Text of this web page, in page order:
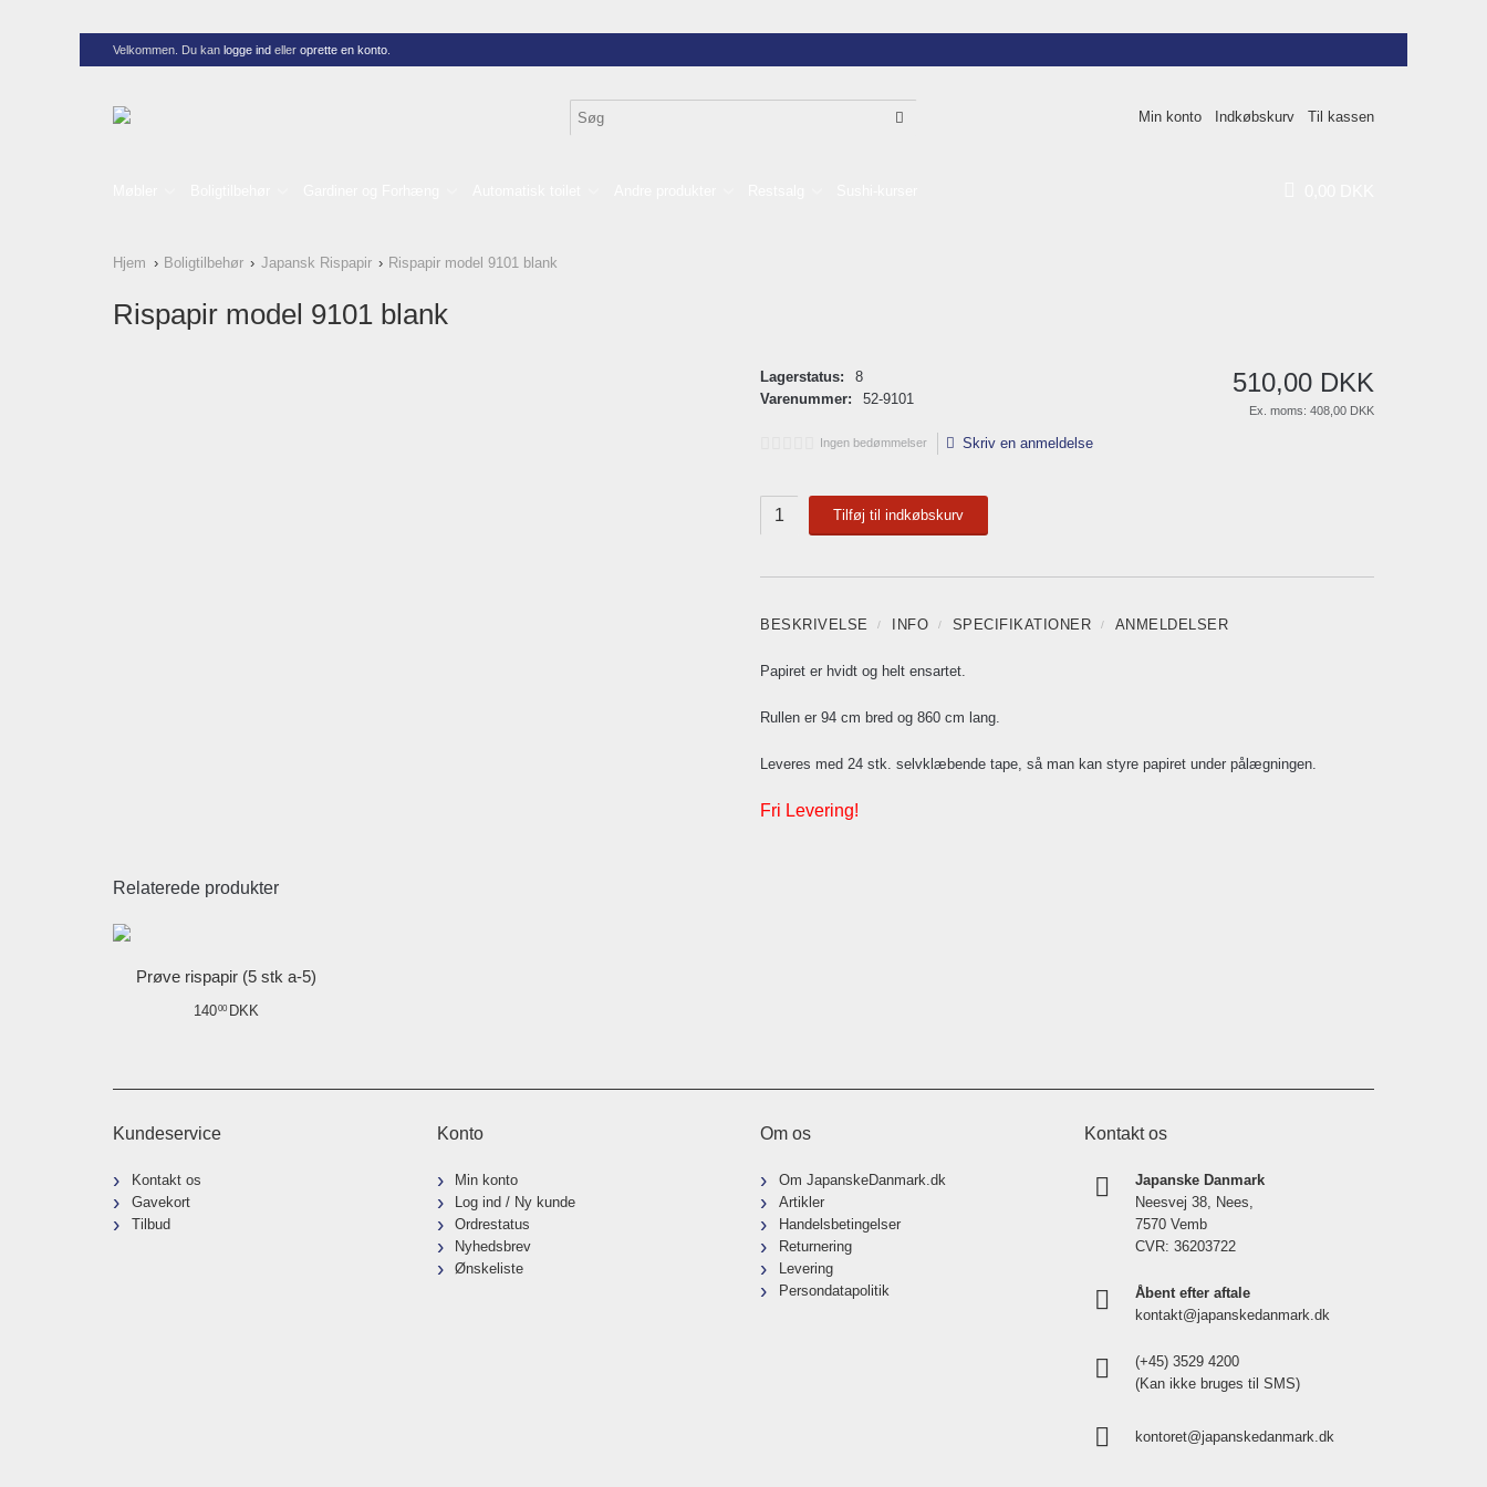
Velkommen. Du kan logge ind eller oprette en konto
Min konto Indkøbskurv Til kassen
Hjem Boligtilbehør Japansk Rispapir Rispapir model 9101 blank
Rispapir model 9101 blank
510,00 DKK
Ex. moms: 408,00 DKK
Lagerstatus:
8
Varenummer:
52-9101
Ingen bedømmelser Skriv en anmeldelse
Tilføj til indkøbskurv
BESKRIVELSE INFO SPECIFIKATIONER ANMELDELSER
Papiret er hvidt og helt ensartet.
Rullen er 94 cm bred og 860 cm lang.
Leveres med 24 stk. selvklæbende tape, så man kan styre papiret under pålægningen.
Fri Levering!
Relaterede produkter
Prøve rispapir (5 stk a-5)
14000 DKK
Kundeservice
Kontakt os
Gavekort
Tilbud
Konto
Min konto
Log ind / Ny kunde
Ordrestatus
Nyhedsbrev
Ønskeliste
Om os
Om JapanskeDanmark.dk
Artikler
Handelsbetingelser
Returnering
Levering
Persondatapolitik
Kontakt os
Japanske Danmark
Neesvej 38, Nees,
7570 Vemb
CVR: 36203722
Åbent efter aftale
kontakt@japanskedanmark.dk
(+45) 3529 4200
(Kan ikke bruges til SMS)
kontoret@japanskedanmark.dk